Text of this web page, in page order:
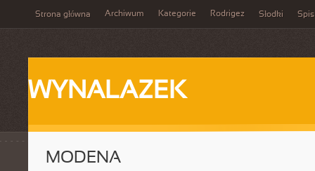
Strona główna Archiwum Kategorie Rodrigez Słodki Spis
WYNALAZEK
MODENA